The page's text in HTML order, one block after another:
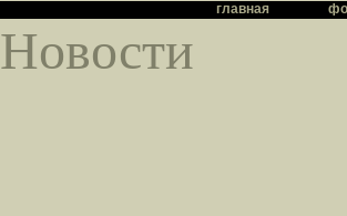
главная
Новости